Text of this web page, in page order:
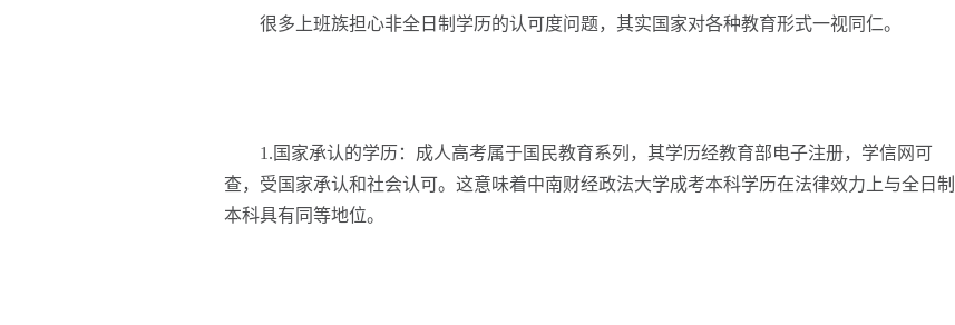
很多上班族担心非全日制学历的认可度问题，其实国家对各种教育形式一视同仁。
1.国家承认的学历：成人高考属于国民教育系列，其学历经教育部电子注册，学信网可
查，受国家承认和社会认可。这意味着中南财经政法大学成考本科学历在法律效力上与全日制
本科具有同等地位。